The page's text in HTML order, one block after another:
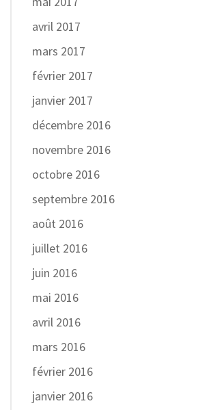
avril 2017
mars 2017
février 2017
janvier 2017
décembre 2016
novembre 2016
octobre 2016
septembre 2016
août 2016
juillet 2016
juin 2016
mai 2016
avril 2016
mars 2016
février 2016
janvier 2016